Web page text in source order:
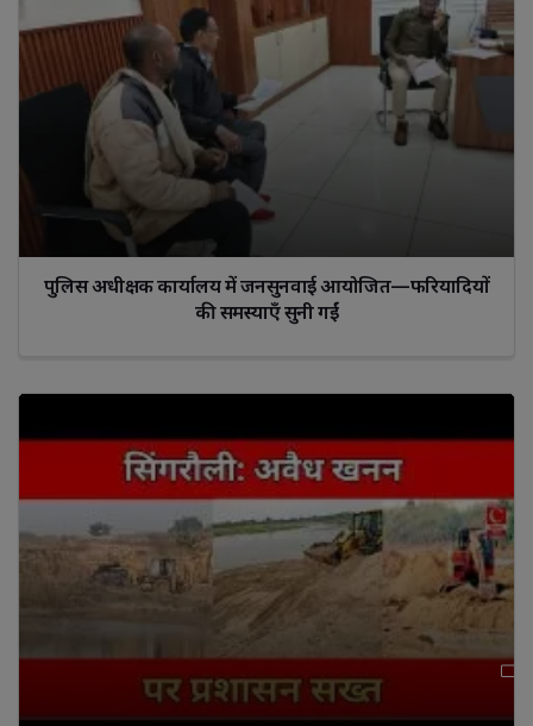
पुलिस अधीक्षक कार्यालय में जनसुनवाई आयोजित—फरियादियों
की समस्याएँ सुनी गईं